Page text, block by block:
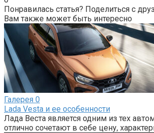
Понравилась статья? Поделиться с
Вам также может быть интересно
Галерея 0
Lada Vesta и ее особенности
Лада Веста является одним из тех
отлично сочетают в себе цену,